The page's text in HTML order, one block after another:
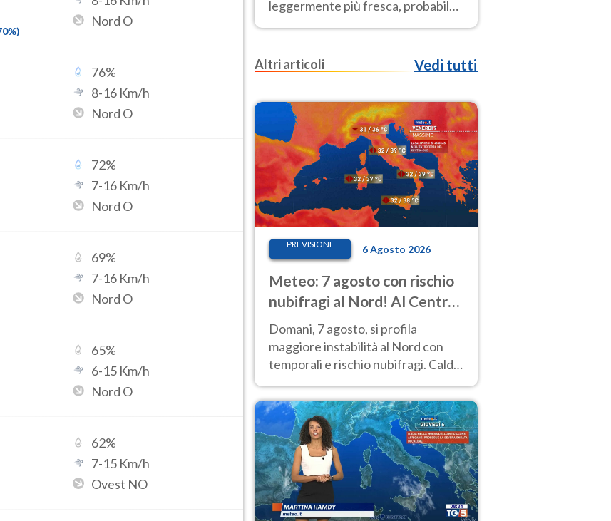
%)
Nord O
76%
8-16 Km/h
Nord O
72%
7-16 Km/h
Nord O
69%
7-16 Km/h
Nord O
65%
6-15 Km/h
Nord O
62%
7-15 Km/h
Ovest NO
leggermente più fresca, probabile
nuovo rinforzo dell’anticiclone
Altri articoli
Vedi tutti
PREVISIONE 6 Agosto 2026
Meteo: 7 agosto con rischio
nubifragi al Nord! Al Centro-
Sud caldo estremo
Domani, 7 agosto, si profila
maggiore instabilità al Nord con
temporali e rischio nubifragi. Caldo
previsioni.